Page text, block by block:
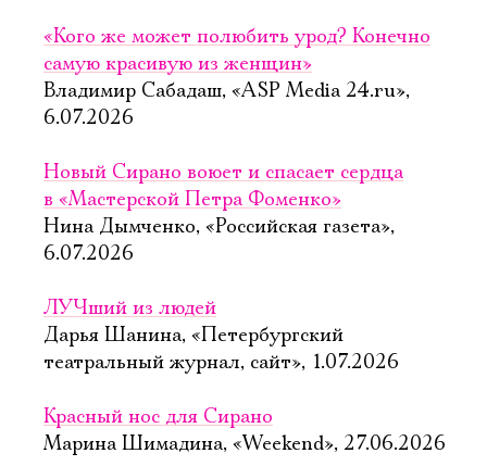
«Кого же может полюбить урод? Конечно
самую красивую из женщин»
Владимир Сабадаш, «ASP Media 24.ru»,
6.07.2026
Новый Сирано воюет и спасает сердца
в «Мастерской Петра Фоменко»
Нина Дымченко, «Российская газета»,
6.07.2026
ЛУЧший из людей
Дарья Шанина, «Петербургский
театральный журнал, сайт», 1.07.2026
Красный нос для Сирано
Марина Шимадина, «Weekend», 27.06.2026